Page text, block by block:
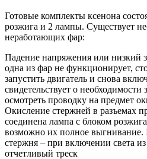
Готовые комплекты ксенона
розжига и 2 лампы. Существует
неработающих фар:
Падение напряжения или низкий
одна из фар не функционирует,
запустить двигатель и снова
свидетельствует о необходимости
осмотреть проводку на предмет
Окисление стержней в разъемах
соединена лампа с блоком
возможно их полное выгнивание.
стержня – при включении света
отчетливый треск